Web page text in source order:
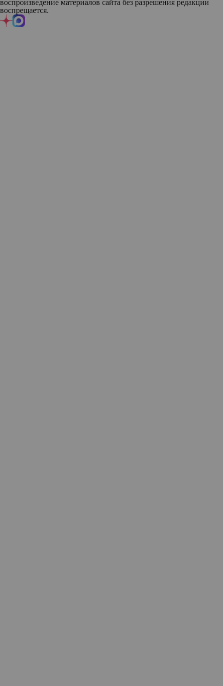
воспроизведение материалов сайта без разрешения редакции
воспрещается.